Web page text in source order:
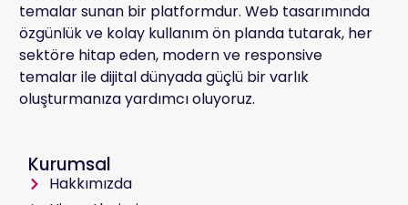
temalar sunan bir platformdur. Web tasarımında
özgünlük ve kolay kullanım ön planda tutarak, her
sektöre hitap eden, modern ve responsive
temalar ile dijital dünyada güçlü bir varlık
oluşturmanıza yardımcı oluyoruz.
Kurumsal
Hakkımızda